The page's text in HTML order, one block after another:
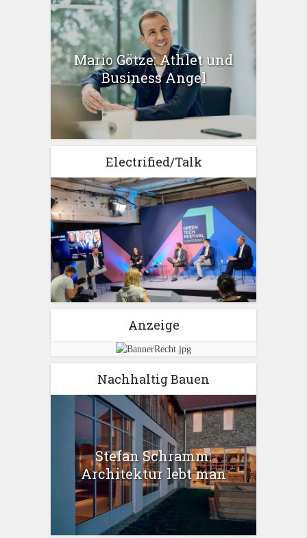
Mario Götze: Athlet und
Business Angel
Electrified/Talk
Anzeige
Nachhaltig Bauen
Stefan Schramm:
Architektur lebt man